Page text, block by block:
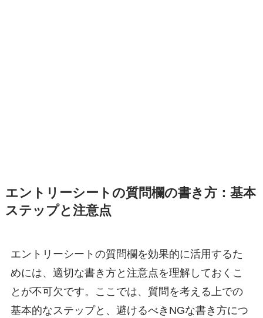
エントリーシートの質問欄の書き方：基本
ステップと注意点
エントリーシートの質問欄を効果的に活用するた
めには、適切な書き方と注意点を理解しておくこ
とが不可欠です。ここでは、質問を考える上での
基本的なステップと、避けるべきNGな書き方につ